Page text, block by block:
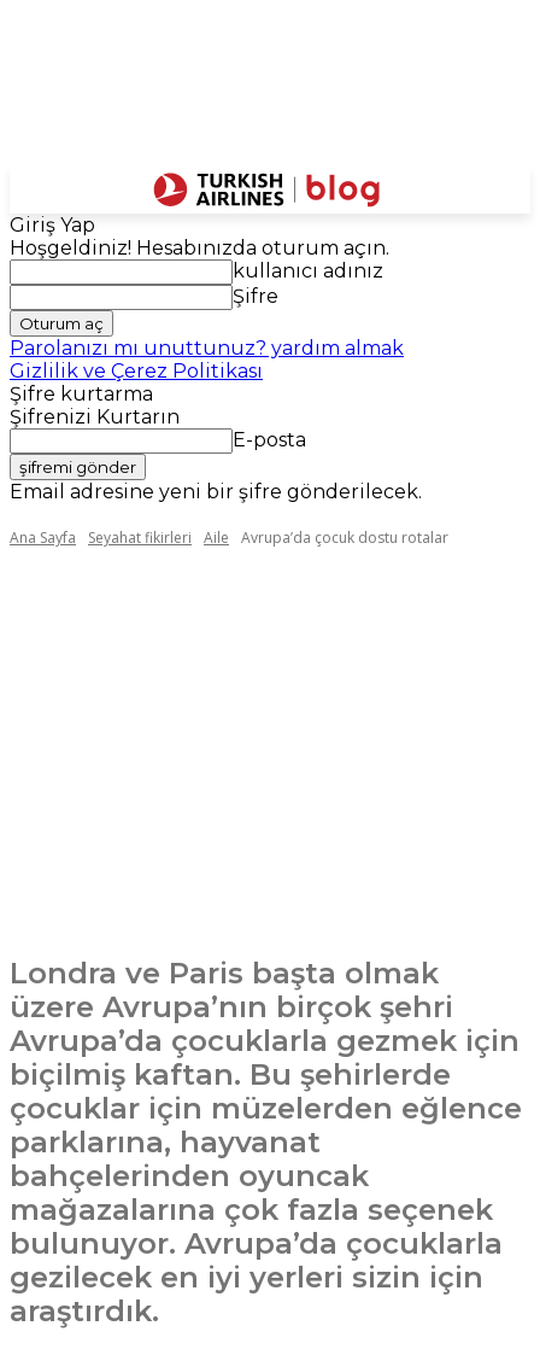
Giriş Yap
Hoşgeldiniz! Hesabınızda oturum açın.
kullanıcı adınız
Şifre
Parolanızı mı unuttunuz? yardım almak
Gizlilik ve Çerez Politikası
Şifre kurtarma
Şifrenizi Kurtarın
E-posta
Email adresine yeni bir şifre gönderilecek.
Ana Sayfa Seyahat fikirleri Aile Avrupa’da çocuk dostu rotalar
Londra ve Paris başta olmak
üzere Avrupa’nın birçok şehri
Avrupa’da çocuklarla gezmek için
biçilmiş kaftan. Bu şehirlerde
çocuklar için müzelerden eğlence
parklarına, hayvanat
bahçelerinden oyuncak
mağazalarına çok fazla seçenek
bulunuyor. Avrupa’da çocuklarla
gezilecek en iyi yerleri sizin için
araştırdık.